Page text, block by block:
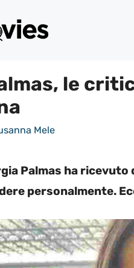
le
Mele
Palmas ha
personalmente.